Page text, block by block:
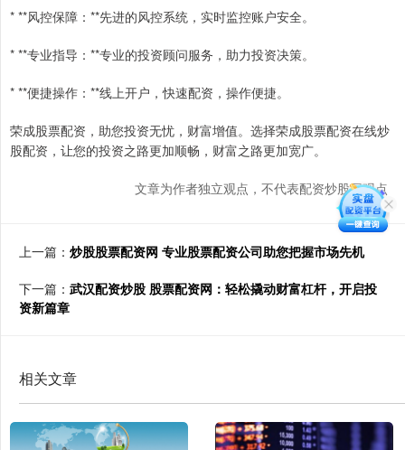
* **风控保障：**先进的风控系统，实时监控账户安全。
* **专业指导：**专业的投资顾问服务，助力投资决策。
* **便捷操作：**线上开户，快速配资，操作便捷。
荣成股票配资，助您投资无忧，财富增值。选择荣成股票配资在线炒
股配资，让您的投资之路更加顺畅，财富之路更加宽广。
文章为作者独立观点，不代表配资炒股网观点
上一篇： 炒股股票配资网 专业股票配资公司助您把握市场先机
下一篇： 武汉配资炒股 股票配资网：轻松撬动财富杠杆，开启投
资新篇章
相关文章